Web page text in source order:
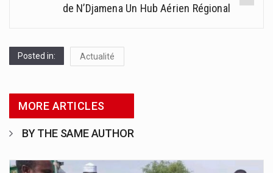
de N’Djamena Un Hub Aérien Régional
Posted in: Actualité
MORE ARTICLES
BY THE SAME AUTHOR